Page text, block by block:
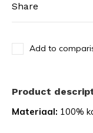
Share
Add to
Product
Materiaal: 100%